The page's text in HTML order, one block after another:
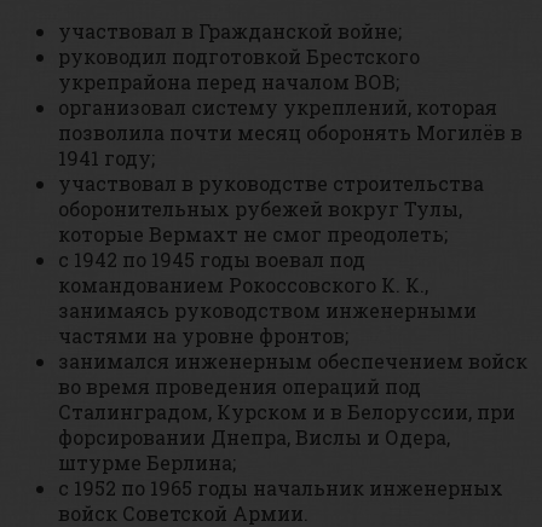
участвовал в Гражданской войне;
руководил подготовкой Брестского
укрепрайона перед началом ВОВ;
организовал систему укреплений, которая
позволила почти месяц оборонять Могилёв в
1941 году;
участвовал в руководстве строительства
оборонительных рубежей вокруг Тулы,
которые Вермахт не смог преодолеть;
с 1942 по 1945 годы воевал под
командованием Рокоссовского К. К.,
занимаясь руководством инженерными
частями на уровне фронтов;
занимался инженерным обеспечением войск
во время проведения операций под
Сталинградом, Курском и в Белоруссии, при
форсировании Днепра, Вислы и Одера,
штурме Берлина;
с 1952 по 1965 годы начальник инженерных
войск Советской Армии.